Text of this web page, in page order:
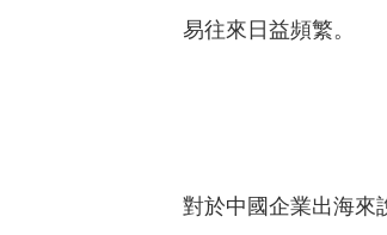
易往來日益頻繁。
對於中國企業出海來